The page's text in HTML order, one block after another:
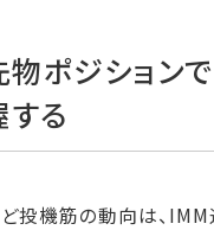
ポジション
る
ど投機筋の動向は、